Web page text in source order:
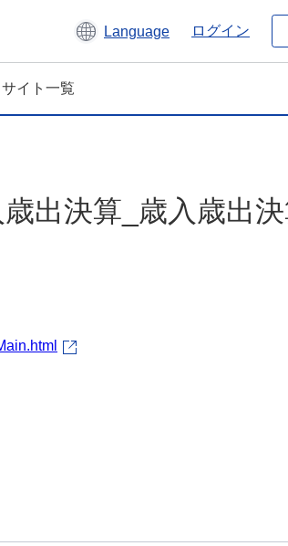
Language ログイン
イト一覧
出決算_歳入歳出